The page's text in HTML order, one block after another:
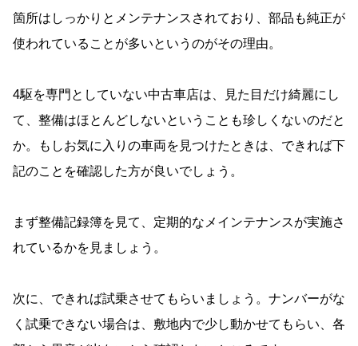
箇所はしっかりとメンテナンスされており、部品も純正が
使われていることが多いというのがその理由。
4駆を専門としていない中古車店は、見た目だけ綺麗にし
て、整備はほとんどしないということも珍しくないのだと
か。もしお気に入りの車両を見つけたときは、できれば下
記のことを確認した方が良いでしょう。
まず整備記録簿を見て、定期的なメインテナンスが実施さ
れているかを見ましょう。
次に、できれば試乗させてもらいましょう。ナンバーがな
く試乗できない場合は、敷地内で少し動かせてもらい、各